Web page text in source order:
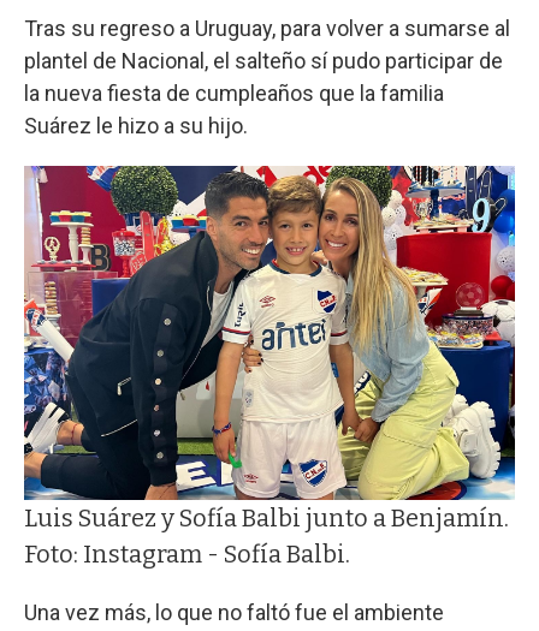
Tras su regreso a Uruguay, para volver a sumarse al
plantel de Nacional, el salteño sí pudo participar de
la nueva fiesta de cumpleaños que la familia
Suárez le hizo a su hijo.
Luis Suárez y Sofía Balbi junto a Benjamín.
Foto: Instagram - Sofía Balbi.
Una vez más, lo que no faltó fue el ambiente